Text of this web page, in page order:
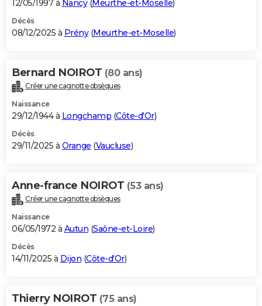
12/05/1997 à Nancy(Meurthe-et-Moselle)
Décès
08/12/2025 à Prény(Meurthe-et-Moselle)
Bernard NOIROT (80 ans)
Créer une cagnotte obsèques
Naissance
29/12/1944 à Longchamp (Côte-d'Or)
Décès
29/11/2025 à Orange (Vaucluse)
Anne-france NOIROT (53 ans)
Créer une cagnotte obsèques
Naissance
06/05/1972 à Autun (Saône-et-Loire)
Décès
14/11/2025 à Dijon (Côte-d'Or)
Thierry NOIROT (75 ans)